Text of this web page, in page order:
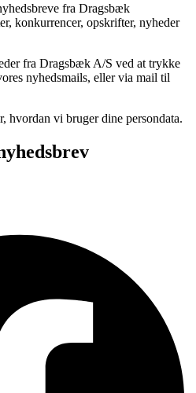
fra Dragsbæk
konkurrencer, opskrifter, nyheder
fra Dragsbæk A/S ved at trykke
nyhedsmails, eller via mail til
hvordan vi bruger dine persondata.